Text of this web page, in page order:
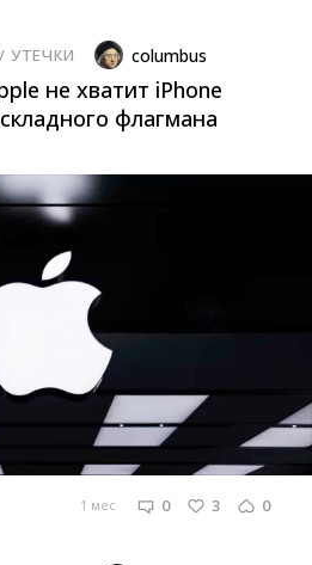
/ УТЕЧКИ columbus
не хватит iPhone
флагмана
1 мес 0 3 0